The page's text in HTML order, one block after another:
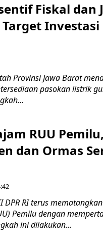
Fiskal dan
Investasi
Provinsi Jawa Barat
pasokan listrik
RUU
dan Ormas
II DPR RI terus
Pemilu dengan
ini dilakukan...